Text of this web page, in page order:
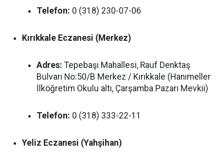
Telefon: 0 (318) 230-07-06
Kırıkkale Eczanesi (Merkez)
Adres: Tepebaşı Mahallesi, Rauf Denktaş
Bulvarı No:50/B Merkez / Kırıkkale (Hanımeller
İlköğretim Okulu altı, Çarşamba Pazarı Mevkii)
Telefon: 0 (318) 333-22-11
Yeliz Eczanesi (Yahşihan)